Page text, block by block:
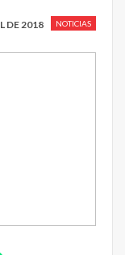
NOTICIAS
DE 2018